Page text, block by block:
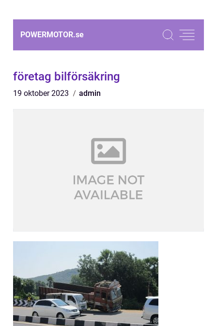
POWERMOTOR.se
företag bilförsäkring
19 oktober 2023 admin